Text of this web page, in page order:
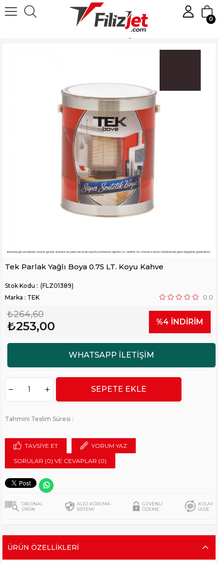
0
Tek Parlak Yağlı Boya 0.75 LT. Koyu Kahve
(FLZ01389)
Marka : TEK 0.0
₺264,60
₺253,00 %4 İNDIRIM
Tahmini Teslim Süresi :
TAVSIYE ET YORUM YAZ
SORULAR (0) VE CEVAPLAR (0)
ORİJİNAL
ÜRÜN
ALICI KORUMA
SİSTEMİ
GÜVENLİ
ÖDEME
KOLAY
İADE
ÜRÜN ÖZELLIKLERI